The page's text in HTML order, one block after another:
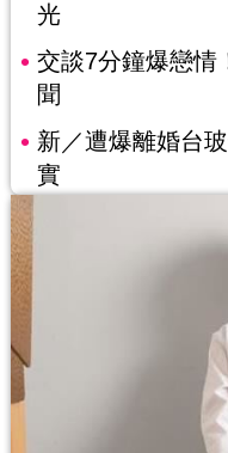
光
交談7分鐘爆戀情
聞
新／遭爆離婚台
實